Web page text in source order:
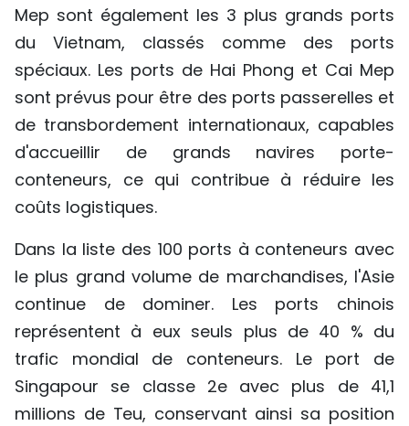
Mep sont également les 3 plus grands ports
du Vietnam, classés comme des ports
spéciaux. Les ports de Hai Phong et Cai Mep
sont prévus pour être des ports passerelles et
de transbordement internationaux, capables
d'accueillir de grands navires porte-
conteneurs, ce qui contribue à réduire les
coûts logistiques.
Dans la liste des 100 ports à conteneurs avec
le plus grand volume de marchandises, l'Asie
continue de dominer. Les ports chinois
représentent à eux seuls plus de 40 % du
trafic mondial de conteneurs. Le port de
Singapour se classe 2e avec plus de 41,1
millions de Teu, conservant ainsi sa position